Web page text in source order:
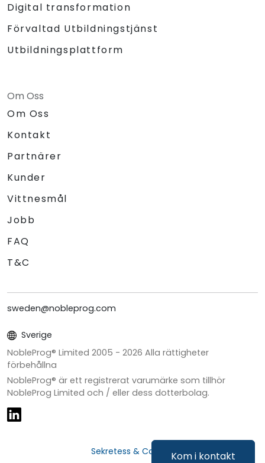
Kom i kontakt
Digital transformation
Förvaltad Utbildningstjänst
Utbildningsplattform
Om Oss
Om Oss
Kontakt
Partnärer
Kunder
Vittnesmål
Jobb
FAQ
T&C
sweden@nobleprog.com
Sverige
NobleProg® Limited 2005 - 2026 Alla rättigheter
förbehållna
NobleProg® är ett registrerat varumärke som tillhör
NobleProg Limited och / eller dess dotterbolag.
Sekretess & Cookies